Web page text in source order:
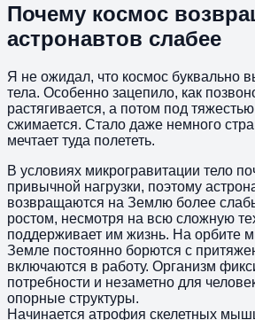
Почему космос
астронавтов слабее
Я не ожидал, что космос буквально
тела. Особенно зацепило, как
растягивается, а потом под
сжимается. Стало даже немного
мечтает туда полететь.
В условиях микрогравитации тело
привычной нагрузки, поэтому
возвращаются на Землю более
ростом, несмотря на всю сложную
поддерживает им жизнь. На орбите
Земле постоянно борются с
включаются в работу. Организм
потребности и незаметно для
опорные структуры.
Начинается атрофия скелетных